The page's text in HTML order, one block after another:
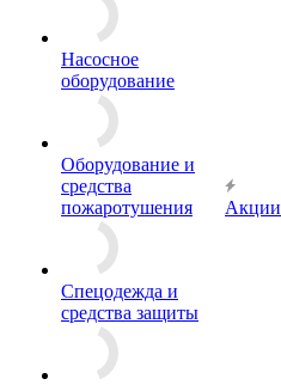
Насосное
оборудование
Оборудование и
средства
пожаротушения
Спецодежда и
средства защиты
Акции